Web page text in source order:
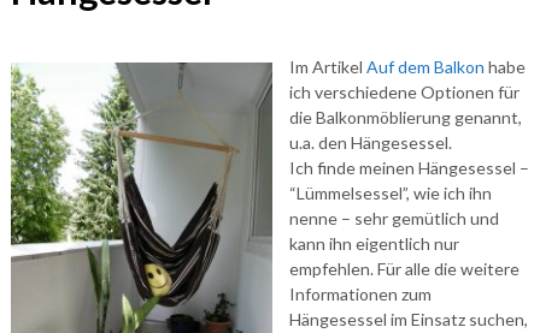
Im Artikel Auf dem Balkon habe
ich verschiedene Optionen für
die Balkonmöblierung genannt,
u.a. den Hängesessel.
Ich finde meinen Hängesessel –
“Lümmelsessel”, wie ich ihn
nenne – sehr gemütlich und
kann ihn eigentlich nur
empfehlen. Für alle die weitere
Informationen zum
Hängesessel im Einsatz suchen,